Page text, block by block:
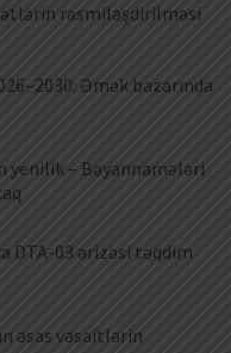
rəsmiləşdirilməsi
Əmək bazarında
yenilik – Bəyannamələri
DTA-03 ərizəsi təqdim
əsas vəsaitlərin